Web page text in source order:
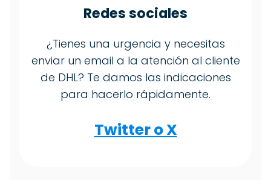
Redes sociales
¿Tienes una urgencia y necesitas
enviar un email a la atención al cliente
de DHL? Te damos las indicaciones
para hacerlo rápidamente.
Twitter o X